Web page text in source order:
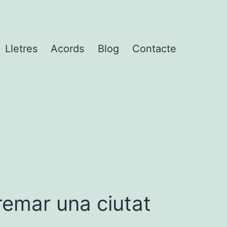
Lletres Acords Blog Contacte
una ciutat